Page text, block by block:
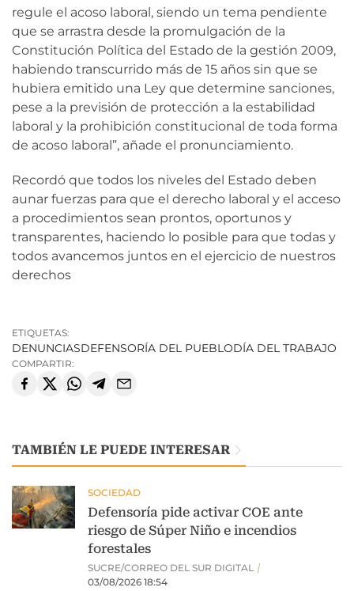
regule el acoso laboral, siendo un tema pendiente
que se arrastra desde la promulgación de la
Constitución Política del Estado de la gestión 2009,
habiendo transcurrido más de 15 años sin que se
hubiera emitido una Ley que determine sanciones,
pese a la previsión de protección a la estabilidad
laboral y la prohibición constitucional de toda forma
de acoso laboral”, añade el pronunciamiento.
Recordó que todos los niveles del Estado deben
aunar fuerzas para que el derecho laboral y el acceso
a procedimientos sean prontos, oportunos y
transparentes, haciendo lo posible para que todas y
todos avancemos juntos en el ejercicio de nuestros
derechos
ETIQUETAS:
DENUNCIASDEFENSORÍA DEL PUEBLODÍA DEL TRABAJO
COMPARTIR:
TAMBIÉN LE PUEDE INTERESAR